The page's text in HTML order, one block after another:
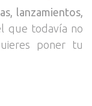
lanzamientos,
que todavía no
poner tu